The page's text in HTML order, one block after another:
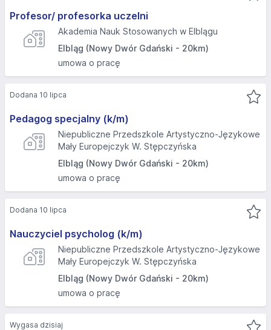
Profesor/ profesorka uczelni
Akademia Nauk Stosowanych w Elblągu
Elbląg (Nowy Dwór Gdański - 20km)
umowa o pracę
Pedagog specjalny (k/m)
Niepubliczne Przedszkole Artystyczno-Językowe
Mały Europejczyk W. Stępczyńska
Elbląg (Nowy Dwór Gdański - 20km)
umowa o pracę
Dodana 10 lipca
Nauczyciel psycholog (k/m)
Niepubliczne Przedszkole Artystyczno-Językowe
Mały Europejczyk W. Stępczyńska
Elbląg (Nowy Dwór Gdański - 20km)
umowa o pracę
Dodana 10 lipca
Wygasa dzisiaj